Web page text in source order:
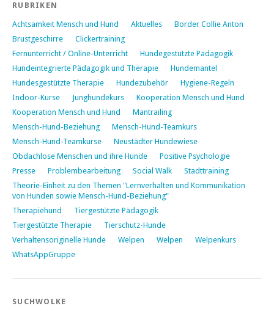
RUBRIKEN
Achtsamkeit Mensch und Hund Aktuelles
Border Collie Anton
Brustgeschirre
Clickertraining
Fernunterricht / Online-Unterricht
Hundegestützte Pädagogik
Hundeintegrierte Pädagogik und Therapie
Hundemantel
Hundesgestützte Therapie
Hundezubehör
Hygiene-Regeln
Indoor-Kurse
Junghundekurs
Kooperation Mensch und Hund
Kooperation Mensch und Hund
Mantrailing
Mensch-Hund-Beziehung
Mensch-Hund-Teamkurs
Mensch-Hund-Teamkurse
Neustädter Hundewiese
Obdachlose Menschen und ihre Hunde
Positive Psychologie
Presse
Problembearbeitung Social Walk
Stadttraining
Theorie-Einheit zu den Themen "Lernverhalten und Kommunikation
von Hunden sowie Mensch-Hund-Beziehung"
Therapiehund
Tiergestützte Pädagogik
Tiergestützte Therapie
Tierschutz-Hunde
Verhaltensoriginelle Hunde
Welpen Welpen
Welpenkurs
WhatsAppGruppe
SUCHWOLKE